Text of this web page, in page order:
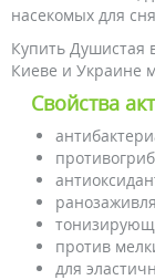
насекомых для
Купить Душистая
Киеве и Украине
Свойства
против
для